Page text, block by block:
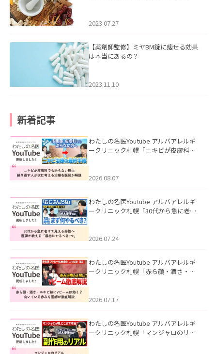
2023.07.27
【薬剤師監修】ミヤBM錠に痩せる効果
は本当にあるの？
2023.11.10
新着記事
わたしの名医Youtube アルバアレルギ
ークリニック札幌「ニキビが皮膚科で
ました。
2026.08.07
わたしの名医Youtube アルバアレルギ
ークリニック札幌「30代から急に老け
た。
2026.07.24
わたしの名医Youtube アルバアレルギ
ークリニック札幌「赤ら顔・酒さ・ニ
した。
2026.07.17
わたしの名医Youtube アルバアレルギ
ークリニック札幌「マンジャロのリア